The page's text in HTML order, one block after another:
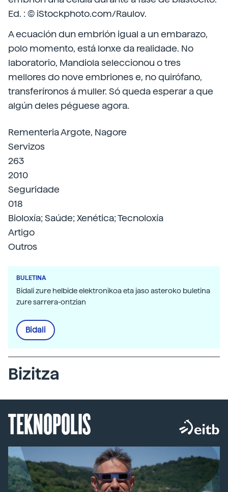
Ed. : © iStockphoto.com/Raulov.
A ecuación dun embrión igual a un embarazo,
polo momento, está lonxe da realidade. No
laboratorio, Mandiola seleccionou o tres
mellores do nove embriones e, no quirófano,
transferíronos á muller. Só queda esperar a que
algún deles péguese agora.
Rementeria Argote, Nagore
Servizos
263
2010
Seguridade
018
Bioloxía; Saúde; Xenética; Tecnoloxía
Artigo
Outros
BULETINA
Bidali zure helbide elektronikoa eta jaso asteroko buletina
zure sarrera-ontzian
Bidali
Bizitza
TEKNOPOLIS